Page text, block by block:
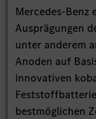
Mercedes-
Ausprägungen
unter anderem
Anoden auf
innovativen
bestmöglichen